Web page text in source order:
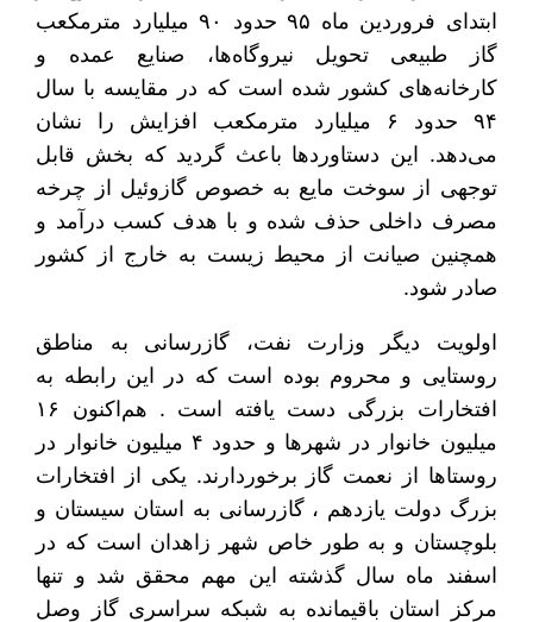
ابتدای فروردین ماه ۹۵ حدود ۹۰ میلیارد مترمکعب
گاز طبیعی تحویل نیروگاه‌ها، صنایع عمده و
کارخانه‌های کشور شده است که در مقایسه با سال
۹۴ حدود ۶ میلیارد مترمکعب افزایش را نشان
می‌دهد. این دستاوردها باعث گردید که بخش قابل
توجهی از سوخت مایع به خصوص گازوئیل از چرخه
مصرف داخلی حذف شده و با هدف کسب درآمد و
همچنین صیانت از محیط زیست به خارج از کشور
صادر شود.
اولویت دیگر وزارت نفت، گازرسانی به مناطق
روستایی و محروم بوده است که در این رابطه به
افتخارات بزرگی دست یافته است . هم‌اکنون ۱۶
میلیون خانوار در شهرها و حدود ۴ میلیون خانوار در
روستاها از نعمت گاز برخوردارند. یکی از افتخارات
بزرگ دولت یازدهم ، گازرسانی به استان سیستان و
بلوچستان و به طور خاص شهر زاهدان است که در
اسفند ماه سال گذشته این مهم محقق شد و تنها
مرکز استان باقیمانده به شبکه سراسری گاز وصل